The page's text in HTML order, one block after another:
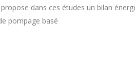
dans ces études un bilan
pompage basé